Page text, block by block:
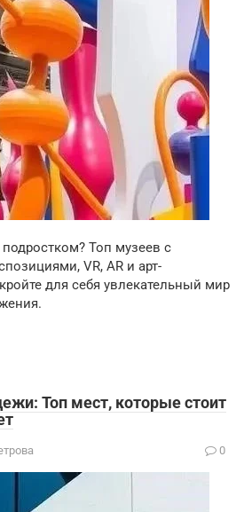
Топ музеев с
VR, AR и арт-
для себя увлекательный мир
Топ мест, которые стоит
0